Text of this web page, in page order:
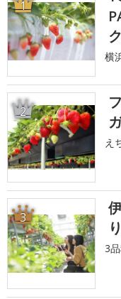
1
横
2
え
3
3